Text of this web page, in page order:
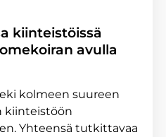
kiinteistöissä
avulla
kolmeen suureen
kiinteistöön
Yhteensä tutkittavaa